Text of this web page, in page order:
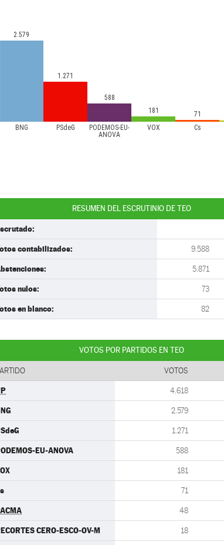
BNG PSdeG
PODEMOS-EU-
ANOVA
VOX Cs
2.579
1.271
588
181
71
RESUMEN DEL ESCRUTINIO DE TEO
contabilizados: 9.588
5.871
nulos: 73
en blanco: 82
VOTOS POR PARTIDOS EN TEO
VOTOS
4.618
2.579
1.271
EU-ANOVA 588
181
71
48
CERO-ESCO-OV-M 18